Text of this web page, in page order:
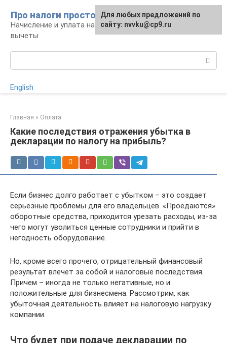
контенту
Про налоги просто
Начисление и уплата налогов, налоговые
вычеты
English
Главная » Оплата
Какие последствия отражения убытка в
декларации по налогу на прибыль?
Если бизнес долго работает с убытком – это создает
серьезные проблемы для его владельцев. «Проедаются»
оборотные средства, приходится урезать расходы, из-за
чего могут уволиться ценные сотрудники и прийти в
негодность оборудование.
Но, кроме всего прочего, отрицательный финансовый
результат влечет за собой и налоговые последствия.
Причем – иногда не только негативные, но и
положительные для бизнесмена. Рассмотрим, как
убыточная деятельность влияет на налоговую нагрузку
компании.
Что будет при подаче декларации по
Для любых предложений по
сайту: nvvku@cp9.ru